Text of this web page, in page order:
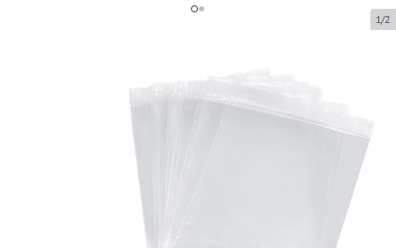
1/2
Polipropilēna maisi ar līmmalu
310 x 450 + 40 mm
Prece ir pieejama saņemšanai pakomātā.